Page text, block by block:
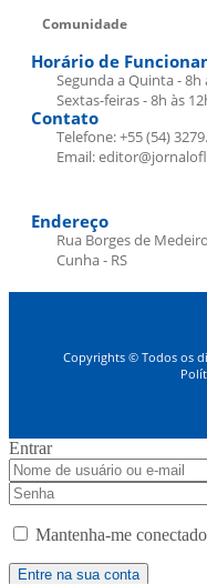
Comunidade
Horário de
Segunda a Quinta - 8h
Sextas-feiras - 8h às
Contato
Telefone: +55 (54)
Email:
Endereço
Rua Borges de
Cunha - RS
Copyrights © Todos os
Entrar
Mantenha-me